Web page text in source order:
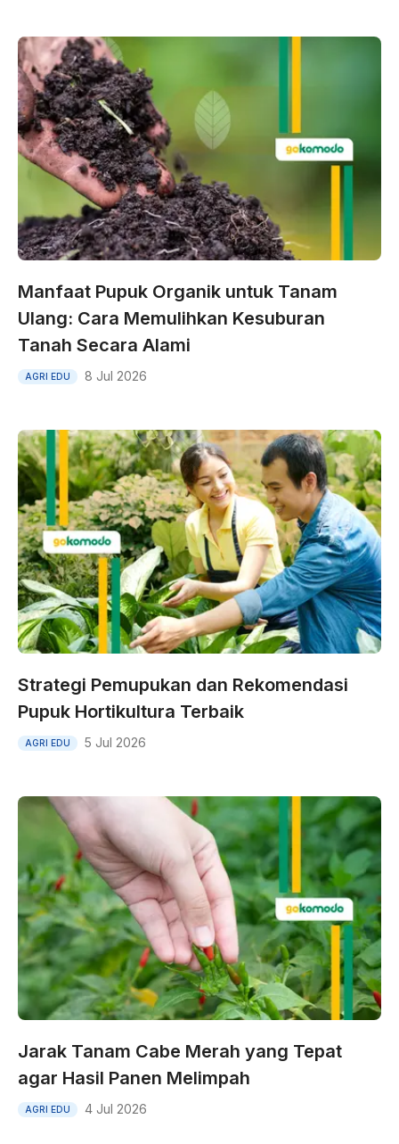
Manfaat Pupuk Organik untuk Tanam
Ulang: Cara Memulihkan Kesuburan
Tanah Secara Alami
AGRI EDU 8 Jul 2026
Strategi Pemupukan dan Rekomendasi
Pupuk Hortikultura Terbaik
AGRI EDU 5 Jul 2026
Jarak Tanam Cabe Merah yang Tepat
agar Hasil Panen Melimpah
AGRI EDU 4 Jul 2026